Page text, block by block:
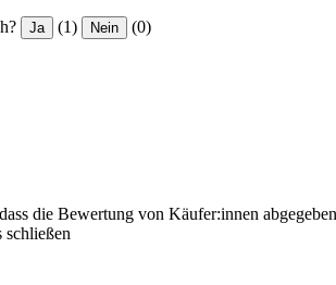
Ja (1) Nein (0)
die Bewertung von Käufer:innen